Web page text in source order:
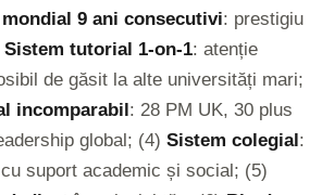
9 ani consecutivi: prestigiu
Sistem tutorial 1-on-1: atenție
de găsit la alte universități mari;
incomparabil: 28 PM UK, 30 plus
global; (4) Sistem colegial:
suport academic și social; (5)